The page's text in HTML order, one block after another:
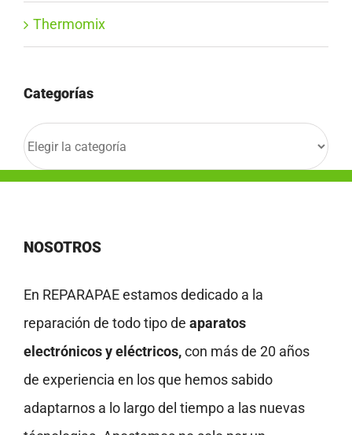
Thermomix
Categorías
Categorías
NOSOTROS
En REPARAPAE estamos dedicado a la
reparación de todo tipo de aparatos
electrónicos y eléctricos,con más de 20 años
de experiencia en los que hemos sabido
adaptarnos a lo largo del tiempo a las nuevas